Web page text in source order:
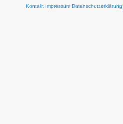
Kontakt Impressum Datenschutzerklärung